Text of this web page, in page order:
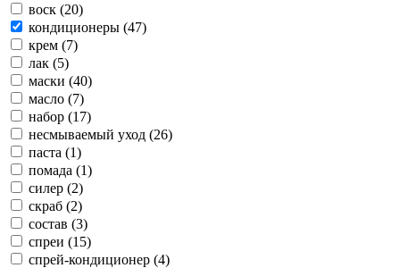
воск (20)
кондиционеры (47)
крем (7)
лак (5)
маски (40)
масло (7)
набор (17)
несмываемый уход (26)
паста (1)
помада (1)
силер (2)
скраб (2)
состав (3)
спреи (15)
спрей-кондиционер (4)